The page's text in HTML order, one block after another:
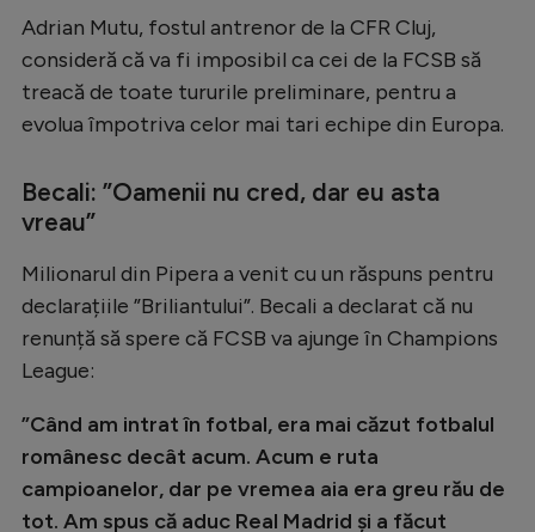
Starurile fotbalului
EURO 2024
Stranieri
Tenis
Handbal
Formula 1
Gimnastică
Auto
Adrian Mutu, fostul antrenor de la CFR Cluj,
consideră că va fi imposibil ca cei de la FCSB să
treacă de toate tururile preliminare, pentru a
evolua împotriva celor mai tari echipe din Europa.
Becali: ”Oamenii nu cred, dar eu asta
vreau”
Milionarul din Pipera a venit cu un răspuns pentru
declarațiile ”Briliantului”. Becali a declarat că nu
renunță să spere că FCSB va ajunge în Champions
League:
”Când am intrat în fotbal, era mai căzut fotbalul
românesc decât acum. Acum e ruta
campioanelor, dar pe vremea aia era greu rău de
tot. Am spus că aduc Real Madrid și a făcut